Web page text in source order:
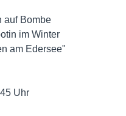
auf Bombe
im Winter
am Edersee"
Uhr